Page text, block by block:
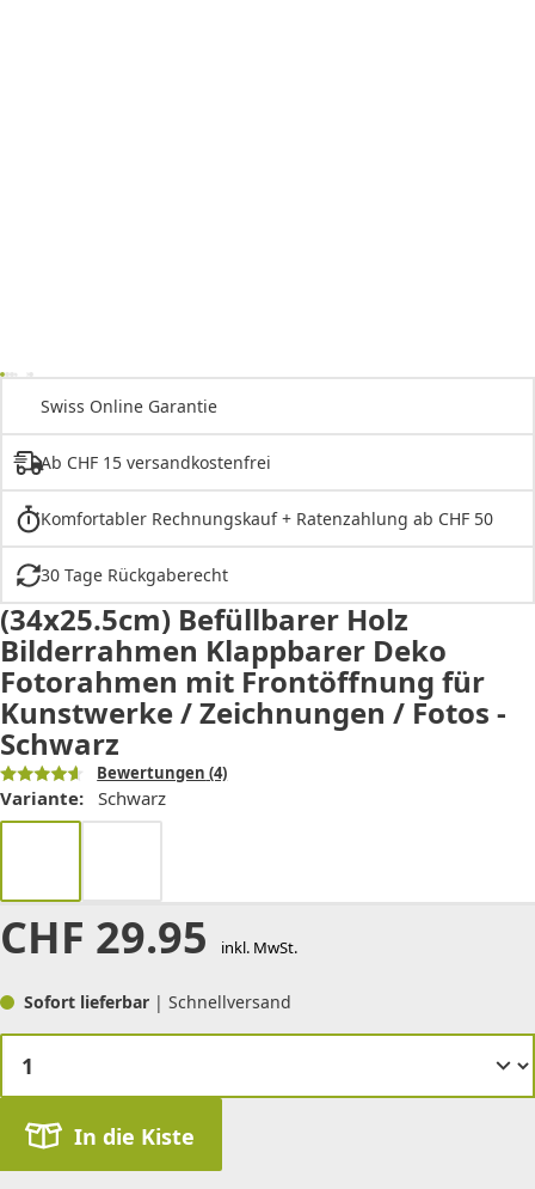
Swiss Online Garantie
Ab CHF 15 versandkostenfrei
Komfortabler Rechnungskauf + Ratenzahlung ab CHF 50
30 Tage Rückgaberecht
(34x25.5cm) Befüllbarer Holz
Bilderrahmen Klappbarer Deko
Fotorahmen mit Frontöffnung für
Kunstwerke / Zeichnungen / Fotos -
Schwarz
Bewertungen (4)
Variante: Schwarz
CHF 29.95 inkl. MwSt.
Sofort lieferbar | Schnellversand
In die Kiste